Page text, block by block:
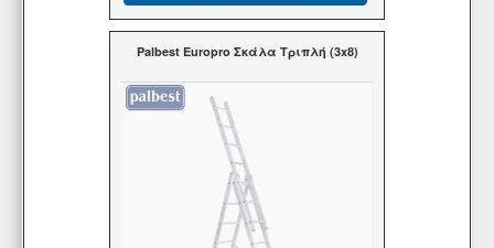
Palbest Europro Σκάλα Τριπλή (3x8)